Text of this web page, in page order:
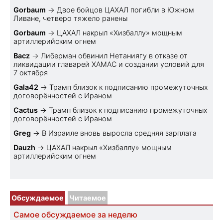
Gorbaum → Двое бойцов ЦАХАЛ погибли в Южном
Ливане, четверо тяжело ранены
Gorbaum → ЦАХАЛ накрыл «Хизбаллу» мощным
артиллерийским огнем
Bacz → Либерман обвинил Нетаниягу в отказе от
ликвидации главарей ХАМАС и создании условий для
7 октября
Gala42 → Трамп близок к подписанию промежуточных
договорённостей с Ираном
Cactus → Трамп близок к подписанию промежуточных
договорённостей с Ираном
Greg → В Израиле вновь выросла средняя зарплата
Dauzh → ЦАХАЛ накрыл «Хизбаллу» мощным
артиллерийским огнем
Обсуждаемое Читаемое
Самое обсуждаемое за неделю